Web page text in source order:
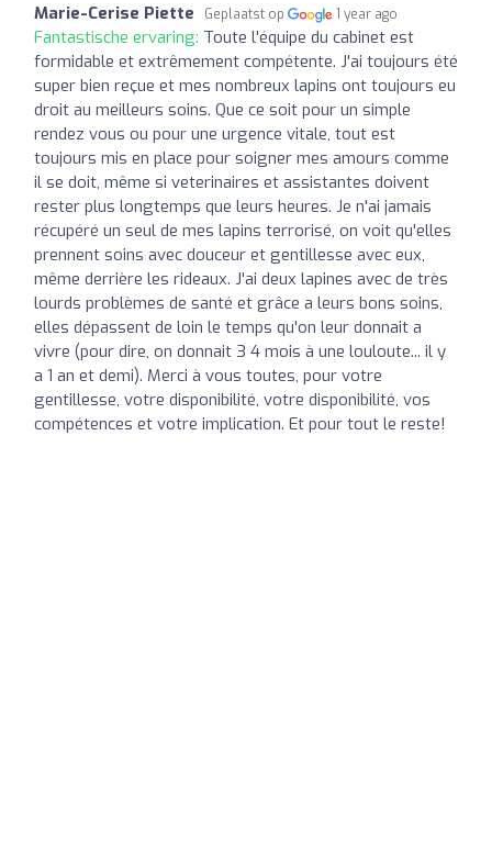
Marie-Cerise Piette Geplaatst op 1 year ago
Fantastische ervaring: Toute l'équipe du cabinet est
formidable et extrêmement compétente. J'ai toujours été
super bien reçue et mes nombreux lapins ont toujours eu
droit au meilleurs soins. Que ce soit pour un simple
rendez vous ou pour une urgence vitale, tout est
toujours mis en place pour soigner mes amours comme
il se doit, même si veterinaires et assistantes doivent
rester plus longtemps que leurs heures. Je n'ai jamais
récupéré un seul de mes lapins terrorisé, on voit qu'elles
prennent soins avec douceur et gentillesse avec eux,
même derrière les rideaux. J'ai deux lapines avec de très
lourds problèmes de santé et grâce a leurs bons soins,
elles dépassent de loin le temps qu'on leur donnait a
vivre (pour dire, on donnait 3 4 mois à une louloute... il y
a 1 an et demi). Merci à vous toutes, pour votre
gentillesse, votre disponibilité, votre disponibilité, vos
compétences et votre implication. Et pour tout le reste!